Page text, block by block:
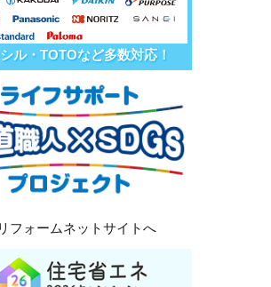
ル・TOTOなど多数対応！